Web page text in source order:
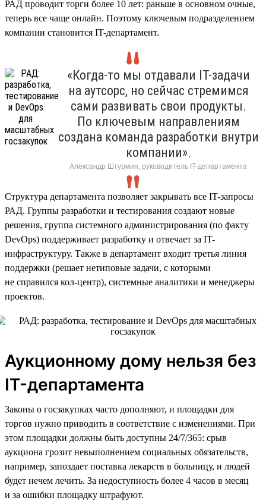
РАД проводит торги более 10 лет: раньше в основном очные,
теперь все чаще онлайн. Поэтому ключевым подразделением
компании становится IT-департамент.
«Когда-то мы отдавали IT-задачи
на аутсорс, но сейчас стремимся
сами развивать свои продукты.
По ключевым направлениям
создана команда разработки внутри
компании».
Александр Штурмин, руководитель IT-департамента
Структура департамента позволяет закрывать все IT-запросы
РАД. Группы разработки и тестирования создают новые
решения, группа системного администрирования (по факту
DevOps) поддерживает разработку и отвечает за IT-
инфраструктуру. Также в департамент входит третья линия
поддержки (решает нетиповые задачи, с которыми
не справился кол-центр), системные аналитики и менеджеры
проектов.
Аукционному дому нельзя без
IT-департамента
Законы о госзакупках часто дополняют, и площадки для
торгов нужно приводить в соответствие с изменениями. При
этом площадки должны быть доступны 24/7/365: срыв
аукциона грозит невыполнением социальных обязательств,
например, запоздает поставка лекарств в больницу, и людей
будет нечем лечить. За недоступность более 4 часов в месяц
и за ошибки площадку штрафуют.